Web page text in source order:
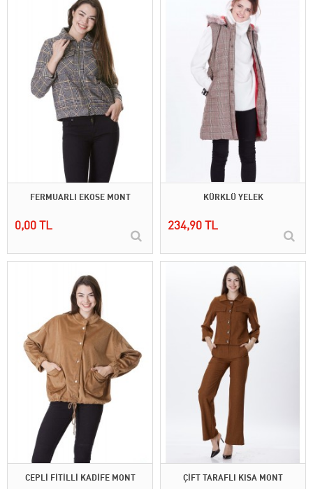
FERMUARLI EKOSE MONT
0,00 TL
KÜRKLÜ YELEK
234,90 TL
CEPLİ FİTİLLİ KADİFE MONT ÇİFT TARAFLI KISA MONT